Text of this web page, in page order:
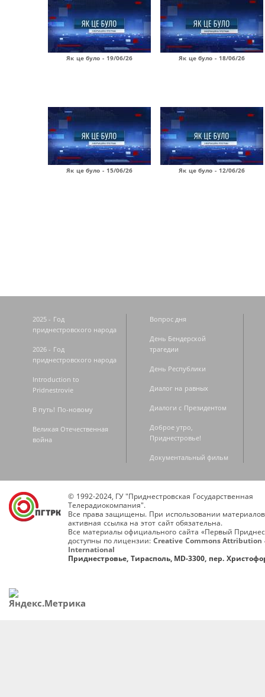
Як це було - 19/06/26 Як це було - 18/06/26
Як це було - 15/06/26 Як це було - 12/06/26
2025 - Год
приднестровского народа
2026 - Год
приднестровского народа
Introduction to
Pridnestrovie
В путь! По-новому
Великая Отечественная
война
Вопрос дня
День Бендерской
трагедии
День Республики
Диалог на равных
Диалоги с Президентом
Доброе утро,
Приднестровье!
Документальный фильм
© 1992-2024, ГУ "Приднестровская Государственная
Телерадиокомпания".
Все права защищены. При использовании
активная ссылка на этот сайт обязательна.
Все материалы официального сайта «Первый
доступны по лицензии: Creative Commons Attribution
International
Приднестровье, Тирасполь, MD-3300, пер.